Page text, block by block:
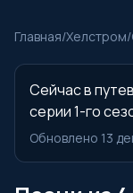
Главная/Хелстром/
Сейчас в
серии 1-го
Обновлено 13